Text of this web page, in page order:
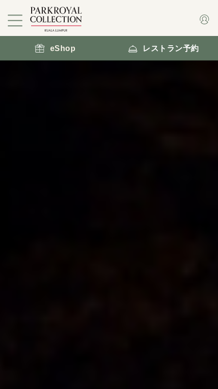
eShop レストラン予約